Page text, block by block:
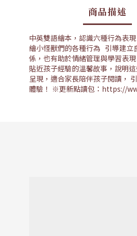
商品描述
中英雙語繪本，認識六種行為表
繪小怪獸們的各種行為 引導建立
係，也有助於情緒管理與學習表
貼近孩子經驗的溫馨故事，說明
呈現，適合家長陪伴孩子閱讀，
體驗！ ※更新點讀包：https://